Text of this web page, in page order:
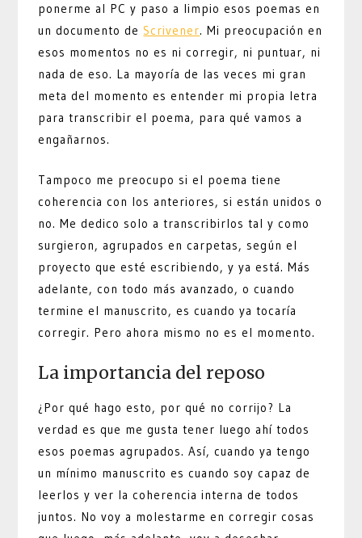
ponerme al PC y paso a limpio esos poemas en
un documento deScrivener. Mi preocupación en
esos momentos no es ni corregir, ni puntuar, ni
nada de eso. La mayoría de las veces mi gran
meta del momento es entender mi propia letra
para transcribir el poema, para qué vamos a
engañarnos.
Tampoco me preocupo si el poema tiene
coherencia con los anteriores, si están unidos o
no. Me dedico solo a transcribirlos tal y como
surgieron, agrupados en carpetas, según el
proyecto que esté escribiendo, y ya está. Más
adelante, con todo más avanzado, o cuando
termine el manuscrito, es cuando ya tocaría
corregir. Pero ahora mismo no es el momento.
La importancia del reposo
¿Por qué hago esto, por qué no corrijo? La
verdad es que me gusta tener luego ahí todos
esos poemas agrupados. Así, cuando ya tengo
un mínimo manuscrito es cuando soy capaz de
leerlos y ver la coherencia interna de todos
juntos. No voy a molestarme en corregir cosas